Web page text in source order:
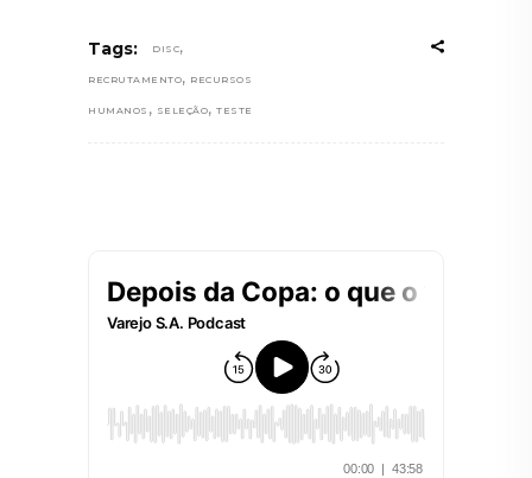
Tags: DISC,
RECRUTAMENTO, RECURSOS
HUMANOS , SELEÇÃO, TESTE